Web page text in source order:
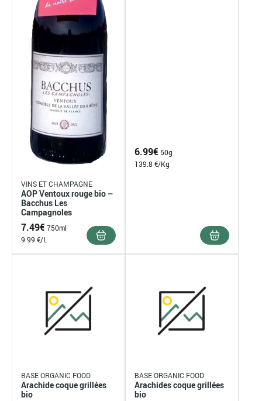
VINS ET CHAMPAGNE
AOP Ventoux rouge bio –
Bacchus Les
Campagnoles
7.49€ 750ml
9.99 €/L
6.99€ 50g
139.8 €/Kg
BASE ORGANIC FOOD
Arachide coque grillées
bio
BASE ORGANIC FOOD
Arachides coque grillées
bio